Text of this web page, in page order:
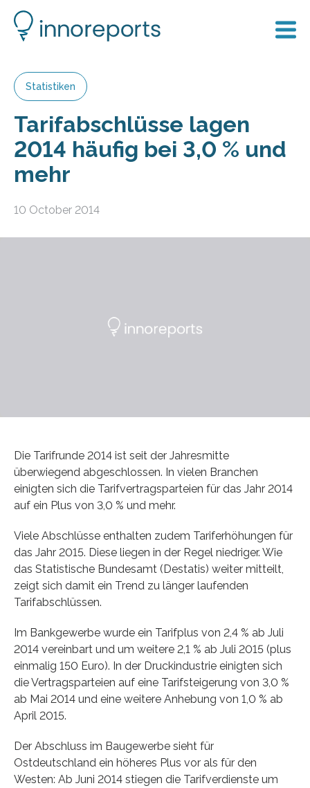
Statistiken
Tarif­abschlüsse lagen
2014 häufig bei 3,0 % und
mehr
10 October 2014
Die Tarifrunde 2014 ist seit der Jahresmitte
überwiegend abgeschlossen. In vielen Branchen
einigten sich die Tarifvertragsparteien für das Jahr 2014
auf ein Plus von 3,0 % und mehr.
Viele Abschlüsse enthalten zudem Tariferhöhungen für
das Jahr 2015. Diese liegen in der Regel niedriger. Wie
das Statistische Bundesamt (Destatis) weiter mitteilt,
zeigt sich damit ein Trend zu länger laufenden
Tarifabschlüssen.
Im Bankgewerbe wurde ein Tarifplus von 2,4 % ab Juli
2014 vereinbart und um weitere 2,1 % ab Juli 2015 (plus
einmalig 150 Euro). In der Druckindustrie einigten sich
die Vertragsparteien auf eine Tarifsteigerung von 3,0 %
ab Mai 2014 und eine weitere Anhebung von 1,0 % ab
April 2015.
Der Abschluss im Baugewerbe sieht für
Ostdeutschland ein höheres Plus vor als für den
Westen: Ab Juni 2014 stiegen die Tarifverdienste um